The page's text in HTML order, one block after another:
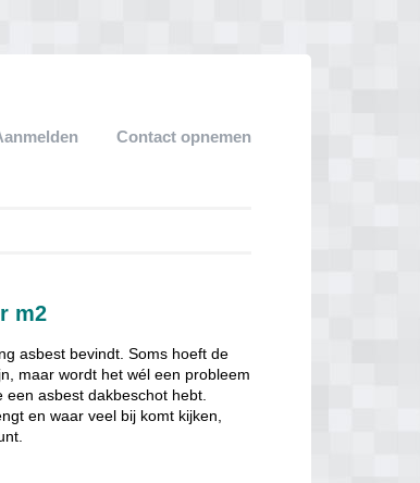
Contact opnemen
m2
asbest bevindt. Soms hoeft de
maar wordt het wél een probleem
asbest dakbeschot hebt.
en waar veel bij komt kijken,